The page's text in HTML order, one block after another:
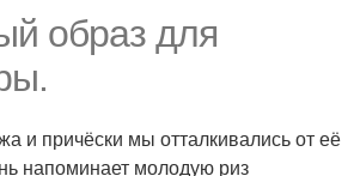
образ для
и причёски мы отталкивались от её
напоминает молодую риз